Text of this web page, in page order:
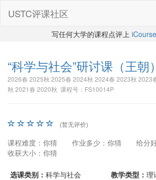
USTC评课社区
写任何大学的课程点评上
“科学与社会”研讨课 （王朝）
2026春 2025秋 2025春 2024秋 2024春 2023秋 2023
秋 2021春 2020秋 课程号：FS10014P
(暂无评价)
课程难度：你猜 作业多少：你猜
给分
收获大小：你猜
选课类别： 科学与社会 教学类型： 理